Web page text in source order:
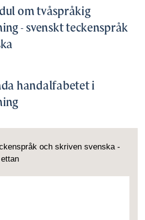
om tvåspråkig
- svenskt teckenspråk
handalfabetet i
och skriven svenska -